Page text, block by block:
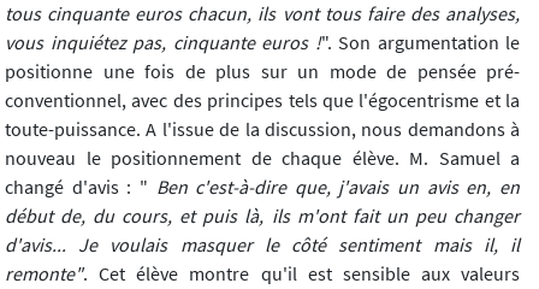
tous cinquante euros chacun, ils vont tous faire des analyses,
vous inquiétez pas, cinquante euros !". Son argumentation le
positionne une fois de plus sur un mode de pensée pré-
conventionnel, avec des principes tels que l'égocentrisme et la
toute-puissance. A l'issue de la discussion, nous demandons à
nouveau le positionnement de chaque élève. M. Samuel a
changé d'avis : " Ben c'est-à-dire que, j'avais un avis en, en
début de, du cours, et puis là, ils m'ont fait un peu changer
d'avis... Je voulais masquer le côté sentiment mais il, il
remonte". Cet élève montre qu'il est sensible aux valeurs